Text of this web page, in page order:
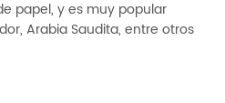
papel, y es muy popular
Arabia Saudita, entre otros